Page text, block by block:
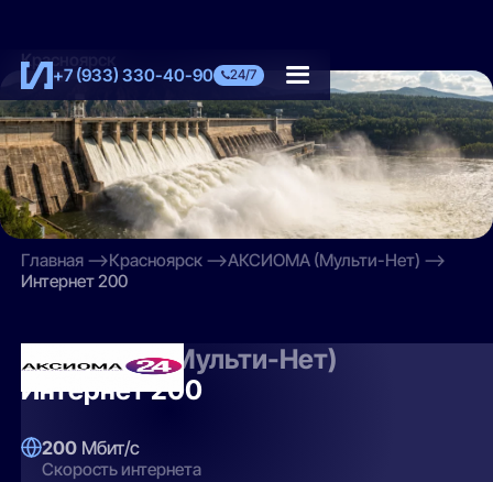
+7 (933) 330-40-90 24/7
Красноярск
Главная Красноярск
АКСИОМА (Мульти-Нет)
Интернет 200
АКСИОМА (Мульти-Нет)
Интернет 200
200 Мбит/с
Скорость интернета